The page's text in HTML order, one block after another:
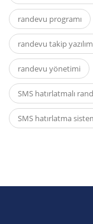
randevu programı
randevu takip
randevu yönetimi
SMS hatırlatmalı
SMS hatırlatma